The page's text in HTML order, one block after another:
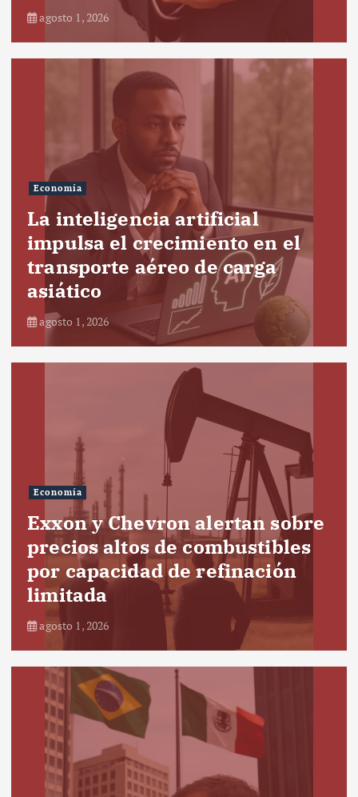
agosto 1, 2026
Economía
La inteligencia artificial
impulsa el crecimiento en el
transporte aéreo de carga
asiático
agosto 1, 2026
Economía
Exxon y Chevron alertan sobre
precios altos de combustibles
por capacidad de refinación
limitada
agosto 1, 2026